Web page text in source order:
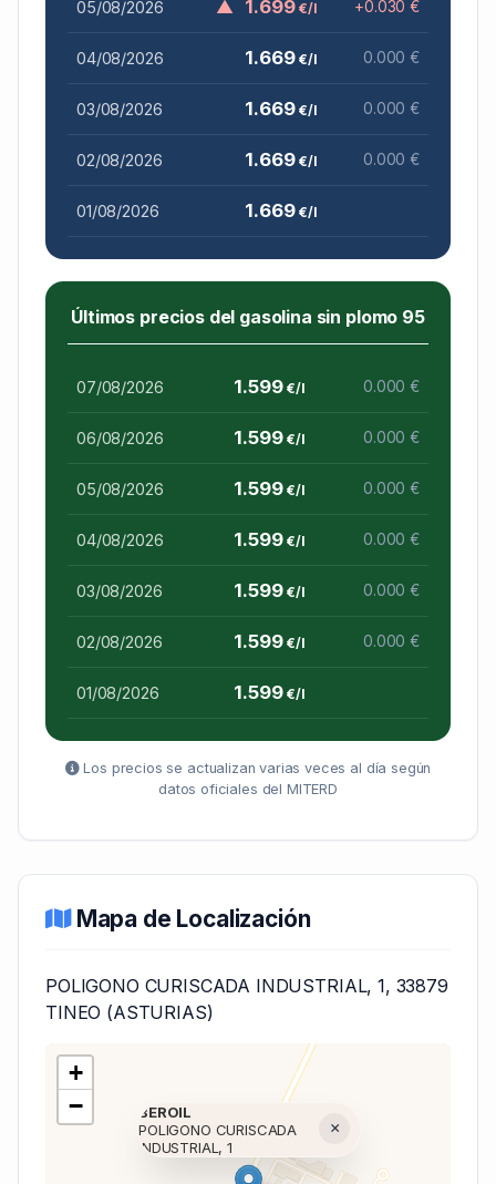
05/08/2026 ▲ 1.699€/l +0.030 €
04/08/2026 1.669€/l 0.000 €
03/08/2026 1.669€/l 0.000 €
02/08/2026 1.669€/l 0.000 €
01/08/2026 1.669€/l
Últimos precios del gasolina sin plomo 95
07/08/2026 1.599€/l 0.000 €
06/08/2026 1.599€/l 0.000 €
05/08/2026 1.599€/l 0.000 €
04/08/2026 1.599€/l 0.000 €
03/08/2026 1.599€/l 0.000 €
02/08/2026 1.599€/l 0.000 €
01/08/2026 1.599€/l
Los precios se actualizan varias veces al día según
datos oficiales del MITERD
Mapa de Localización
POLIGONO CURISCADA INDUSTRIAL, 1, 33879
TINEO (ASTURIAS)
BEROIL
POLIGONO CURISCADA
INDUSTRIAL, 1
×
+
−